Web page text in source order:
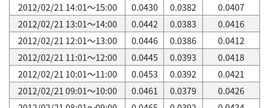
2012/02/21 14:01～15:00
0.0430 0.0382
0.0407
2012/02/21 13:01～14:00
0.0442 0.0383
0.0416
2012/02/21 12:01～13:00
0.0446 0.0386
0.0412
2012/02/21 11:01～12:00
0.0445 0.0393
0.0418
2012/02/21 10:01～11:00
0.0453 0.0392
0.0421
2012/02/21 09:01～10:00
0.0461 0.0379
0.0426